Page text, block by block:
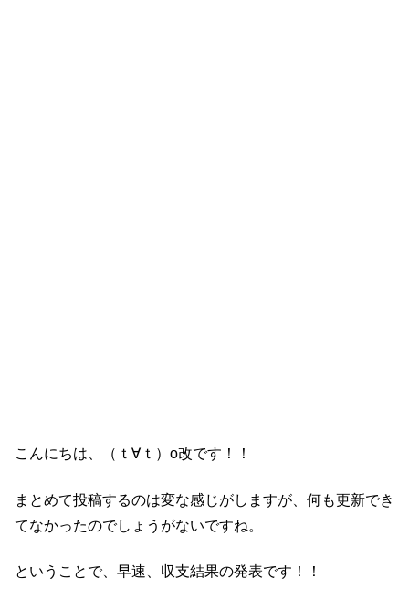
こんにちは、（ｔ∀ｔ）o改です！！
まとめて投稿するのは変な感じがしますが、何も更新でき
てなかったのでしょうがないですね。
ということで、早速、収支結果の発表です！！